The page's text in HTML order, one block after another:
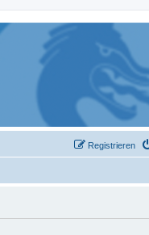
Registrieren